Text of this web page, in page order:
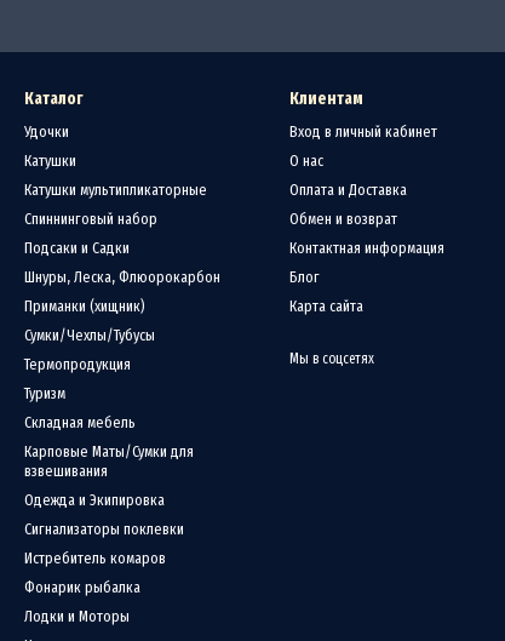
Каталог
Удочки
Катушки
Катушки мультипликаторные
Спиннинговый набор
Подсаки и Садки
Шнуры, Леска, Флюорокарбон
Приманки (хищник)
Сумки/Чехлы/Тубусы
Термопродукция
Туризм
Складная мебель
Карповые Маты/Сумки для
взвешивания
Одежда и Экипировка
Сигнализаторы поклевки
Истребитель комаров
Фонарик рыбалка
Лодки и Моторы
Клиентам
Вход в личный кабинет
О нас
Оплата и Доставка
Обмен и возврат
Контактная информация
Блог
Карта сайта
Мы в соцсетях